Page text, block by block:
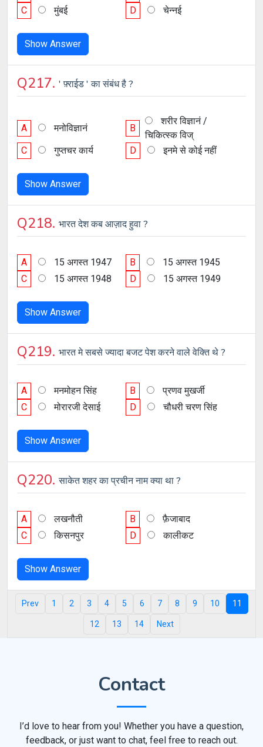
C
मुंबई D चेन्नई
Show Answer
Q217. ' फ़्राईड ' का संबंध है ?
A मनोविज्ञानं B
शरीर विज्ञानं /
चिकित्स्क विज्
C
गुप्तचर कार्य D इनमे से कोई नहीं
Show Answer
Q218. भारत देश कब आज़ाद हुवा ?
A 15 अगस्त 1947 B
15 अगस्त 1945
C
15 अगस्त 1948 D 15 अगस्त 1949
Show Answer
Q219. भारत मे सबसे ज्यादा बजट पेश करने वाले वेक्ति थे ?
A मनमोहन सिंह B
प्रणव मुखर्जी
C
मोरारजी देसाई D चौधरी चरण सिंह
Show Answer
Q220.साकेत शहर का प्रचीन नाम क्या था ?
A लखनौती B
फ़ैजाबाद
C
किसनपुर D कालीकट
Show Answer
Prev 1 2 3 4 5 6 7 8 9 10 11
12 13 14 Next
Contact
I’d love to hear from you! Whether you have a question,
feedback, or just want to chat, feel free to reach out.